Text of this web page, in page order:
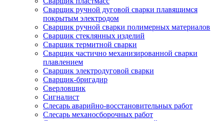
Сварщик ручной дуговой сварки плавящимся
покрытым электродом
Сварщик ручной сварки полимерных материалов
Сварщик стеклянных изделий
Сварщик термитной сварки
Сварщик частично механизированной сварки
плавлением
Сварщик электродуговой сварки
Сварщик-бригадир
Сверловщик
Сигналист
Слесарь аварийно-восстановительных работ
Слесарь механосборочных работ